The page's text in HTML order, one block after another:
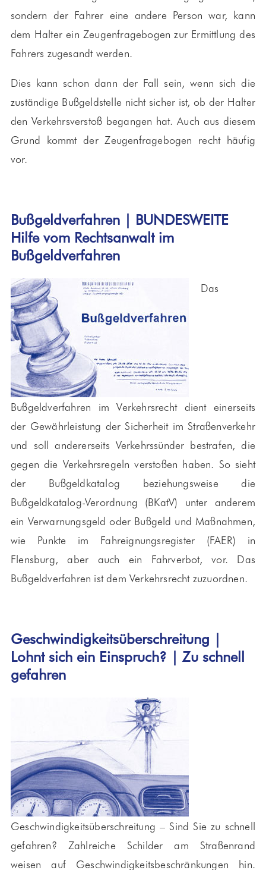
sondern der Fahrer eine andere Person war, kann
dem Halter ein Zeugenfragebogen zur Ermittlung des
Fahrers zugesandt werden.
Dies kann schon dann der Fall sein, wenn sich die
zuständige Bußgeldstelle nicht sicher ist, ob der Halter
den Verkehrsverstoß begangen hat. Auch aus diesem
Grund kommt der Zeugenfragebogen recht häufig
vor.
Bußgeldverfahren | BUNDESWEITE
Hilfe vom Rechtsanwalt im
Bußgeldverfahren
Das
Bußgeldverfahren im Verkehrsrecht dient einerseits
der Gewährleistung der Sicherheit im Straßenverkehr
und soll andererseits Verkehrssünder bestrafen, die
gegen die Verkehrsregeln verstoßen haben. So sieht
der Bußgeldkatalog beziehungsweise die
Bußgeldkatalog-Verordnung (BKatV) unter anderem
ein Verwarnungsgeld oder Bußgeld und Maßnahmen,
wie Punkte im Fahreignungsregister (FAER) in
Flensburg, aber auch ein Fahrverbot, vor. Das
Bußgeldverfahren ist dem Verkehrsrecht zuzuordnen.
Geschwindigkeitsüberschreitung |
Lohnt sich ein Einspruch? | Zu schnell
gefahren
Geschwindigkeitsüberschreitung – Sind Sie zu schnell
gefahren? Zahlreiche Schilder am Straßenrand
weisen auf Geschwindigkeitsbeschränkungen hin.